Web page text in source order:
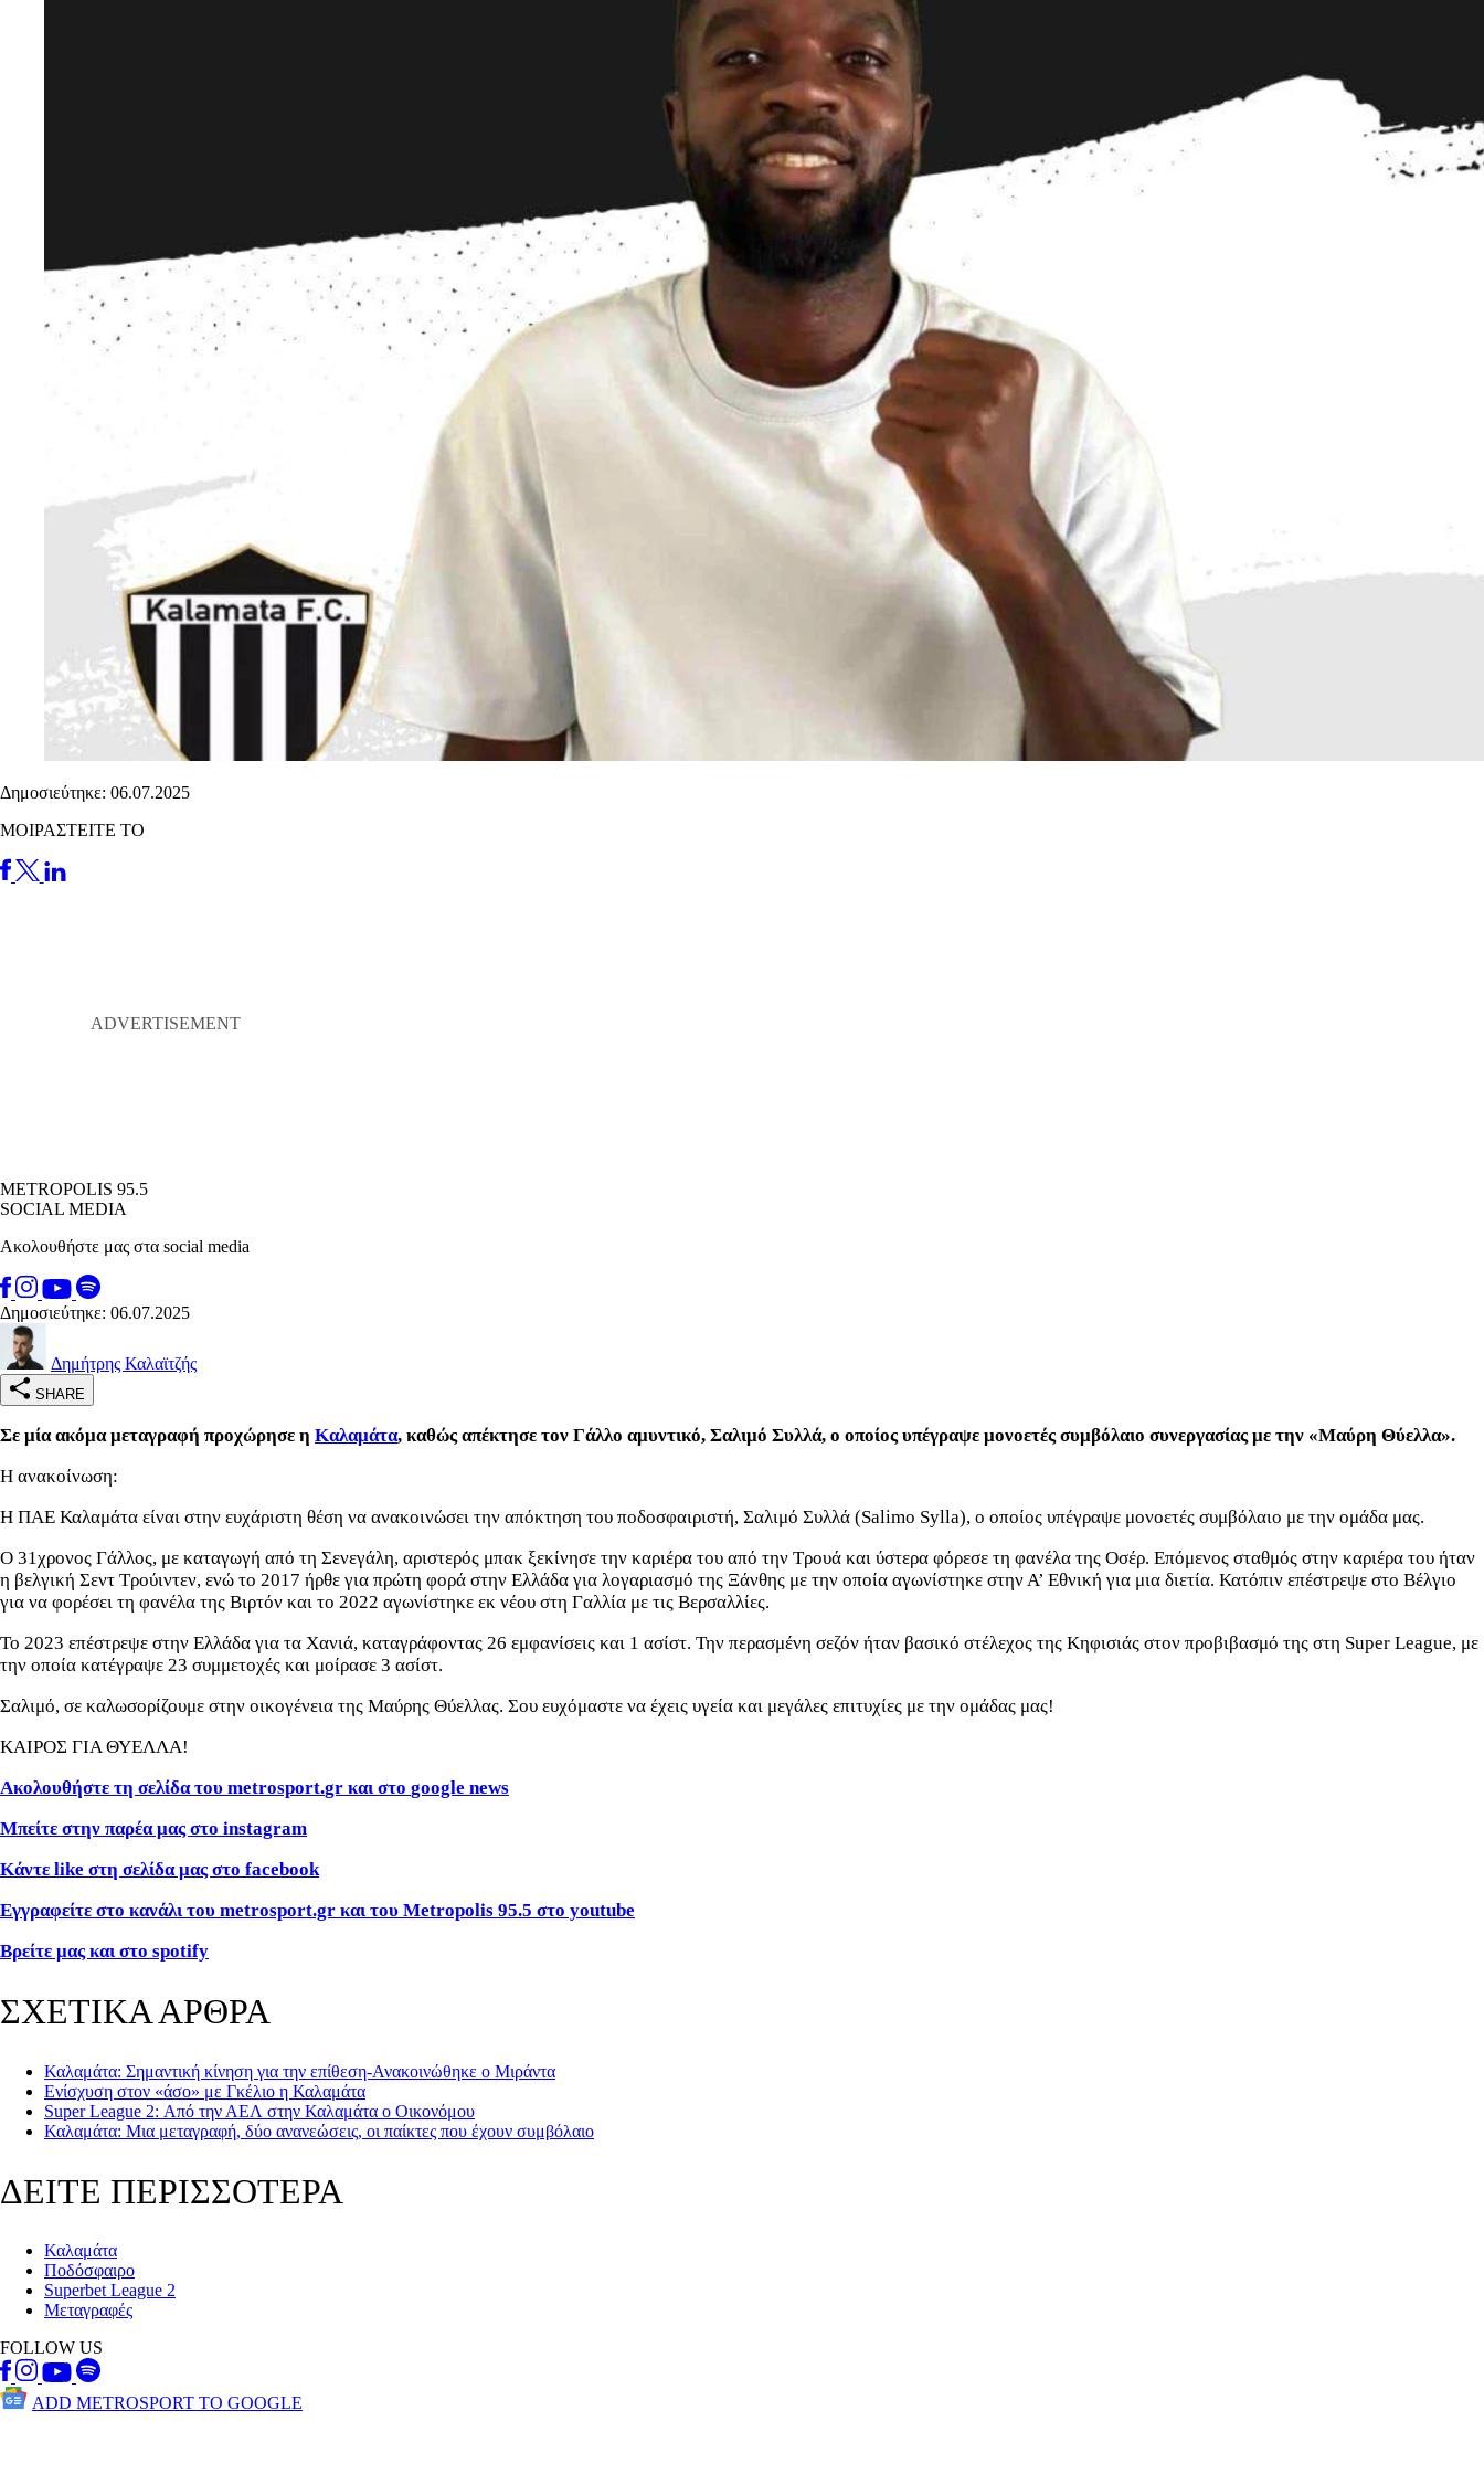
Δημοσιεύτηκε: 06.07.2025
ΜΟΙΡΑΣΤΕΙΤΕ ΤΟ
METROPOLIS 95.5
SOCIAL MEDIA
Ακολουθήστε μας στα social media
Δημοσιεύτηκε: 06.07.2025
Δημήτρης Καλαϊτζής
SHARE
Σε μία ακόμα μεταγραφή προχώρησε η Καλαμάτα, καθώς απέκτησε τον Γάλλο αμυντικό, Σαλιμό Συλλά, ο οποίος υπέγραψε μονοετές συμβόλαιο συνεργασίας με την «Μαύρη Θύελλα».
Η ανακοίνωση:
Η ΠΑΕ Καλαμάτα είναι στην ευχάριστη θέση να ανακοινώσει την απόκτηση του ποδοσφαιριστή, Σαλιμό Συλλά (Salimo Sylla), ο οποίος υπέγραψε μονοετές συμβόλαιο με την ομάδα μας.
Ο 31χρονος Γάλλος, με καταγωγή από τη Σενεγάλη, αριστερός μπακ ξεκίνησε την καριέρα του από την Τρουά και ύστερα φόρεσε τη φανέλα της Οσέρ. Επόμενος σταθμός στην καριέρα του ήταν
η βελγική Σεντ Τρούιντεν, ενώ το 2017 ήρθε για πρώτη φορά στην Ελλάδα για λογαριασμό της Ξάνθης με την οποία αγωνίστηκε στην Α’ Εθνική για μια διετία. Κατόπιν επέστρεψε στο Βέλγιο
για να φορέσει τη φανέλα της Βιρτόν και το 2022 αγωνίστηκε εκ νέου στη Γαλλία με τις Βερσαλλίες.
Το 2023 επέστρεψε στην Ελλάδα για τα Χανιά, καταγράφοντας 26 εμφανίσεις και 1 ασίστ. Την περασμένη σεζόν ήταν βασικό στέλεχος της Κηφισιάς στον προβιβασμό της στη Super League, με
την οποία κατέγραψε 23 συμμετοχές και μοίρασε 3 ασίστ.
Σαλιμό, σε καλωσορίζουμε στην οικογένεια της Μαύρης Θύελλας. Σου ευχόμαστε να έχεις υγεία και μεγάλες επιτυχίες με την ομάδας μας!
ΚΑΙΡΟΣ ΓΙΑ ΘΥΕΛΛΑ!
Ακολουθήστε τη σελίδα του metrosport.gr και στο google news
Μπείτε στην παρέα μας στο instagram
Κάντε like στη σελίδα μας στο facebook
Εγγραφείτε στο κανάλι του metrosport.gr και του Metropolis 95.5 στο youtube
Βρείτε μας και στο spotify
ΣΧΕΤΙΚΑ ΑΡΘΡΑ
Καλαμάτα: Σημαντική κίνηση για την επίθεση-Ανακοινώθηκε ο Μιράντα
Ενίσχυση στον «άσο» με Γκέλιο η Καλαμάτα
Super League 2: Από την ΑΕΛ στην Καλαμάτα ο Οικονόμου
Καλαμάτα: Μια μεταγραφή, δύο ανανεώσεις, οι παίκτες που έχουν συμβόλαιο
ΔΕΙΤΕ ΠΕΡΙΣΣΟΤΕΡΑ
Καλαμάτα
Ποδόσφαιρο
Superbet League 2
Μεταγραφές
FOLLOW US
ADD METROSPORT TO GOOGLE